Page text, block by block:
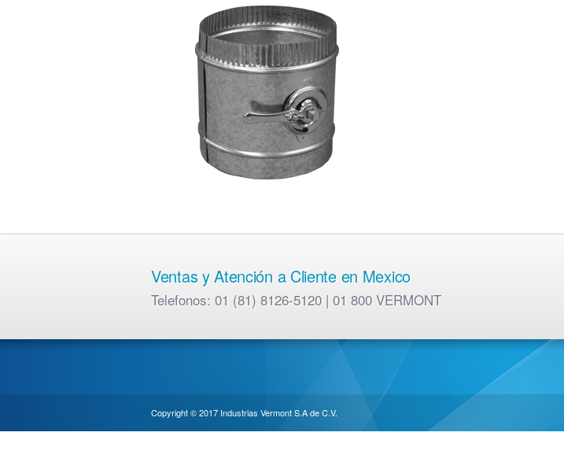
Ventas y Atención a Cliente en Mexico
Telefonos: 01 (81) 8126-5120 | 01 800 VERMONT
Copyright © 2017 Industrias Vermont S.A de C.V.